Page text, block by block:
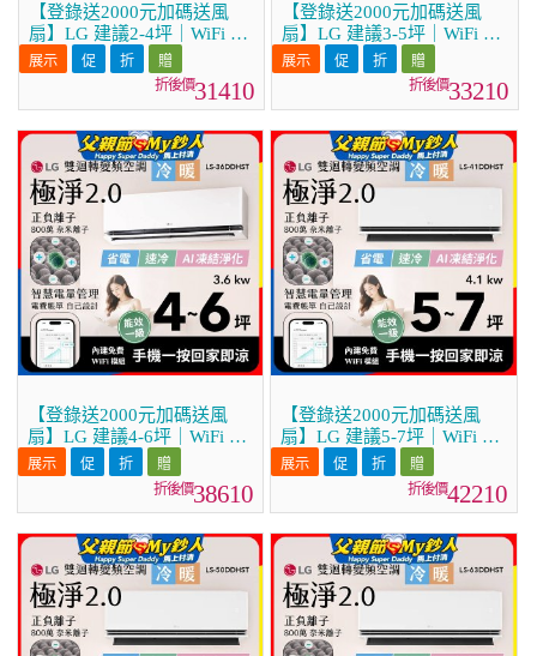
【登錄送2000元加碼送風
扇】LG 建議2-4坪｜WiFi 雙
迴轉變頻空調｜極淨2.0系列
｜AI 氣流 & 奈米離子 (LS-
31410
【登錄送2000元加碼送風
扇】LG 建議3-5坪｜WiFi 雙
迴轉變頻空調｜極淨2.0系列
｜AI 氣流 & 奈米離子 (LS-
33210
【登錄送2000元加碼送風
扇】LG 建議4-6坪｜WiFi 雙
迴轉變頻空調｜極淨2.0系列
｜AI 氣流 & 奈米離子 (LS-
38610
【登錄送2000元加碼送風
扇】LG 建議5-7坪｜WiFi 雙
迴轉變頻空調｜極淨2.0系列
｜AI 氣流 & 奈米離子 (LS-
42210